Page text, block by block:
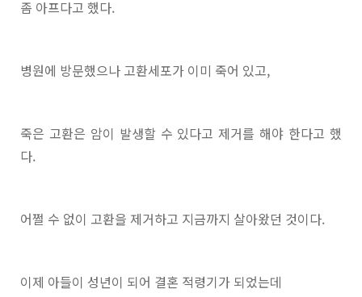
좀 아프다고 했다.
병원에 방문했으나 고환세포가 이미 죽어 있고,
죽은 고환은 암이 발생할 수 있다고 제거를 해야 한다고 했
다.
어쩔 수 없이 고환을 제거하고 지금까지 살아왔던 것이다.
이제 아들이 성년이 되어 결혼 적령기가 되었는데